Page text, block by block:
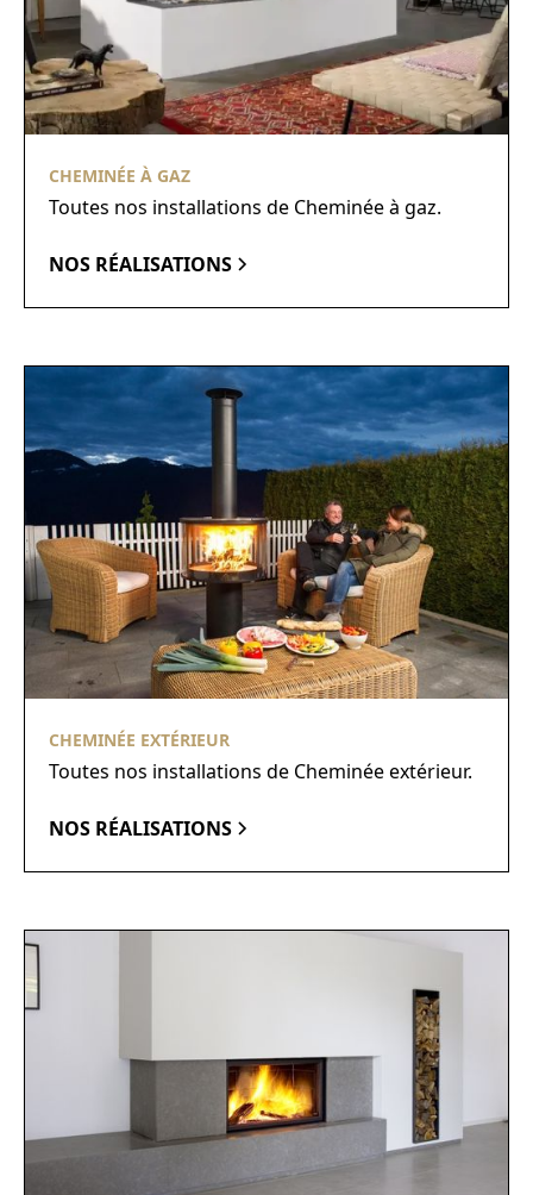
CHEMINÉE À GAZ
Toutes nos installations de Cheminée à gaz.
NOS RÉALISATIONS
CHEMINÉE EXTÉRIEUR
Toutes nos installations de Cheminée extérieur.
NOS RÉALISATIONS